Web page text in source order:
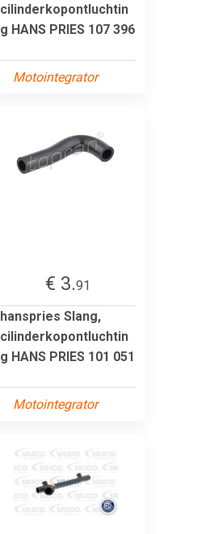
cilinderkopontluchtin
g HANS PRIES 107 396
Motointegrator
€ 3.91
hanspries Slang,
cilinderkopontluchtin
g HANS PRIES 101 051
Motointegrator